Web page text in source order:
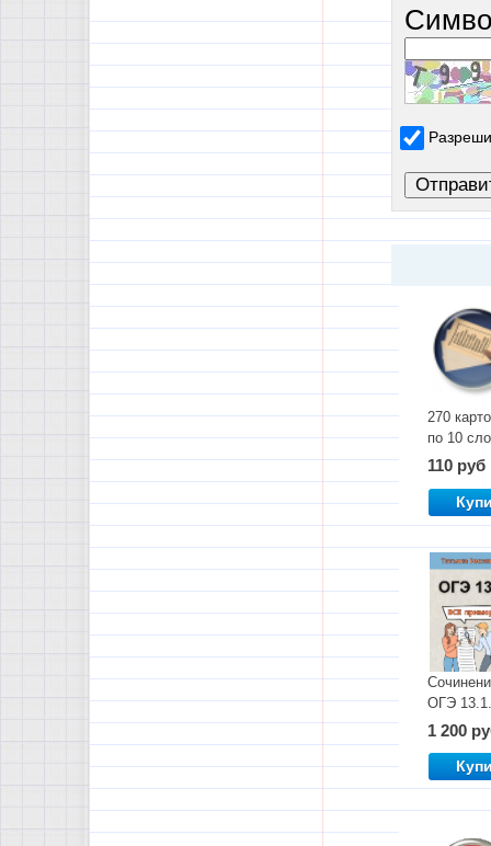
270
по 10
для
110 руб
ОГЭ 13.1.
Все
1 200